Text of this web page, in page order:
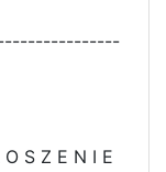
S Z E N I E